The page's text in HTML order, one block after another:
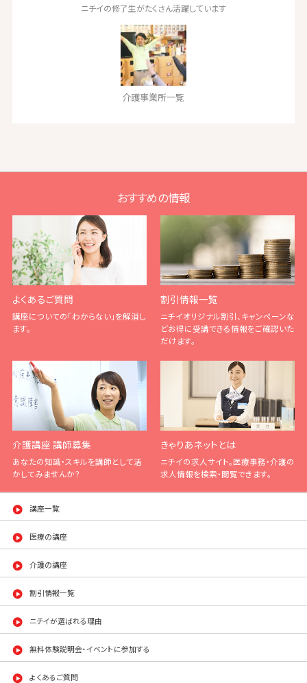
ニチイの修了生がたくさん活躍しています
介護事業所一覧
おすすめの情報
よくあるご質問
講座についての「わからない」を解消し
ます。
割引情報一覧
ニチイオリジナル割引、キャンペーンな
どお得に受講できる情報をご確認いた
だけます。
介護講座 講師募集
あなたの知識・スキルを講師として活
かしてみませんか？
きゃりあネットとは
ニチイの求人サイト。医療事務・介護の
求人情報を検索・閲覧できます。
講座一覧
医療の講座
介護の講座
割引情報一覧
ニチイが選ばれる理由
無料体験説明会・イベントに参加する
よくあるご質問